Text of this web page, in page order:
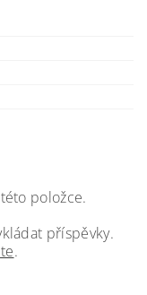
položce.
příspěvky.
.